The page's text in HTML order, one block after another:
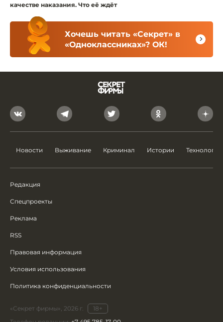
качестве наказания. Что её ждёт
Хочешь читать «Секрет» в
«Одноклассниках»? ОК!
Новости Выживание Криминал Истории Технологии
Редакция
Спецпроекты
Реклама
RSS
Правовая информация
Условия использования
Политика конфиденциальности
«Секрет фирмы», 2026 г.
18+